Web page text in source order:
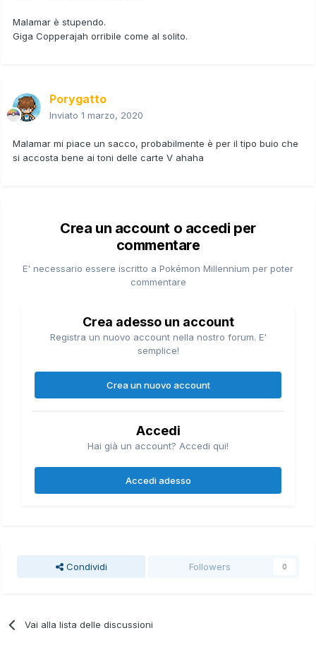
Malamar è stupendo.
Giga Copperajah orribile come al solito.
Porygatto
Inviato 1 marzo, 2020
Malamar mi piace un sacco, probabilmente è per il tipo buio che
si accosta bene ai toni delle carte V ahaha
Crea un account o accedi per
commentare
E' necessario essere iscritto a Pokémon Millennium per poter
commentare
Crea adesso un account
Registra un nuovo account nella nostro forum. E'
semplice!
Crea un nuovo account
Accedi
Hai già un account? Accedi qui!
Accedi adesso
Condividi Followers 0
Vai alla lista delle discussioni